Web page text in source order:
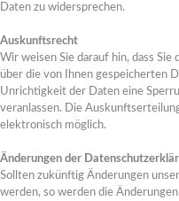
Daten zu widersprechen.
Auskunftsrecht
Wir weisen Sie darauf hin, dass Sie
über die von Ihnen gespeicherten
Unrichtigkeit der Daten eine
veranlassen. Die
elektronisch möglich.
Änderungen der
Sollten zukünftig Änderungen
werden, so werden die